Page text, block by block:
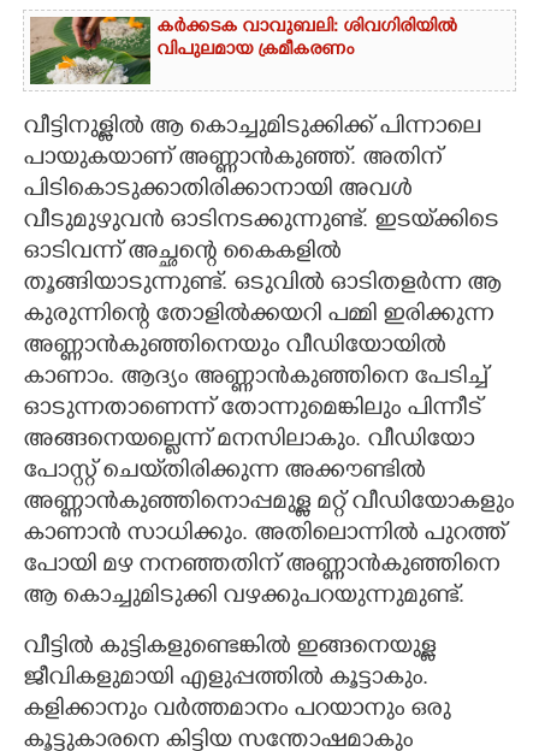
കർക്കടക വാവുബലി: ശിവഗിരിയിൽ
വിപുലമായ ക്രമീകരണം
വീട്ടിനുള്ളിൽ ആ കൊച്ചുമിടുക്കിക്ക് പിന്നാലെ
പായുകയാണ് അണ്ണാൻകുഞ്ഞ്. അതിന്
പിടികൊടുക്കാതിരിക്കാനായി അവൾ
വീടുമുഴുവൻ ഓടിനടക്കുന്നുണ്ട്. ഇടയ്‌ക്കിടെ
ഓടിവന്ന് അച്ഛന്റെ കൈകളിൽ
തൂങ്ങിയാടുന്നുണ്ട്. ഒടുവിൽ ഓടിതളർന്ന ആ
കുരുന്നിന്റെ തോളിൽക്കയറി പമ്മി ഇരിക്കുന്ന
അണ്ണാൻകുഞ്ഞിനെയും വീഡിയോയിൽ
കാണാം. ആദ്യം അണ്ണാൻകുഞ്ഞിനെ പേടിച്ച്
ഓടുന്നതാണെന്ന് തോന്നുമെങ്കിലും പിന്നീട്
അങ്ങനെയല്ലെന്ന് മനസിലാകും. വീഡിയോ
പോസ്റ്റ് ചെയ്‌തിരിക്കുന്ന അക്കൗണ്ടിൽ
അണ്ണാൻകുഞ്ഞിനൊപ്പമുള്ള മറ്റ് വീഡിയോകളും
കാണാൻ സാധിക്കും. അതിലൊന്നിൽ പുറത്ത്
പോയി മഴ നനഞ്ഞതിന് അണ്ണാൻകുഞ്ഞിനെ
ആ കൊച്ചുമിടുക്കി വഴക്കുപറയുന്നുമുണ്ട്.
വീട്ടിൽ കുട്ടികളുണ്ടെങ്കിൽ ഇങ്ങനെയുള്ള
ജീവികളുമായി എളുപ്പത്തിൽ കൂട്ടാകും.
കളിക്കാനും വർത്തമാനം പറയാനും ഒരു
കൂട്ടുകാരനെ കിട്ടിയ സന്തോഷമാകും